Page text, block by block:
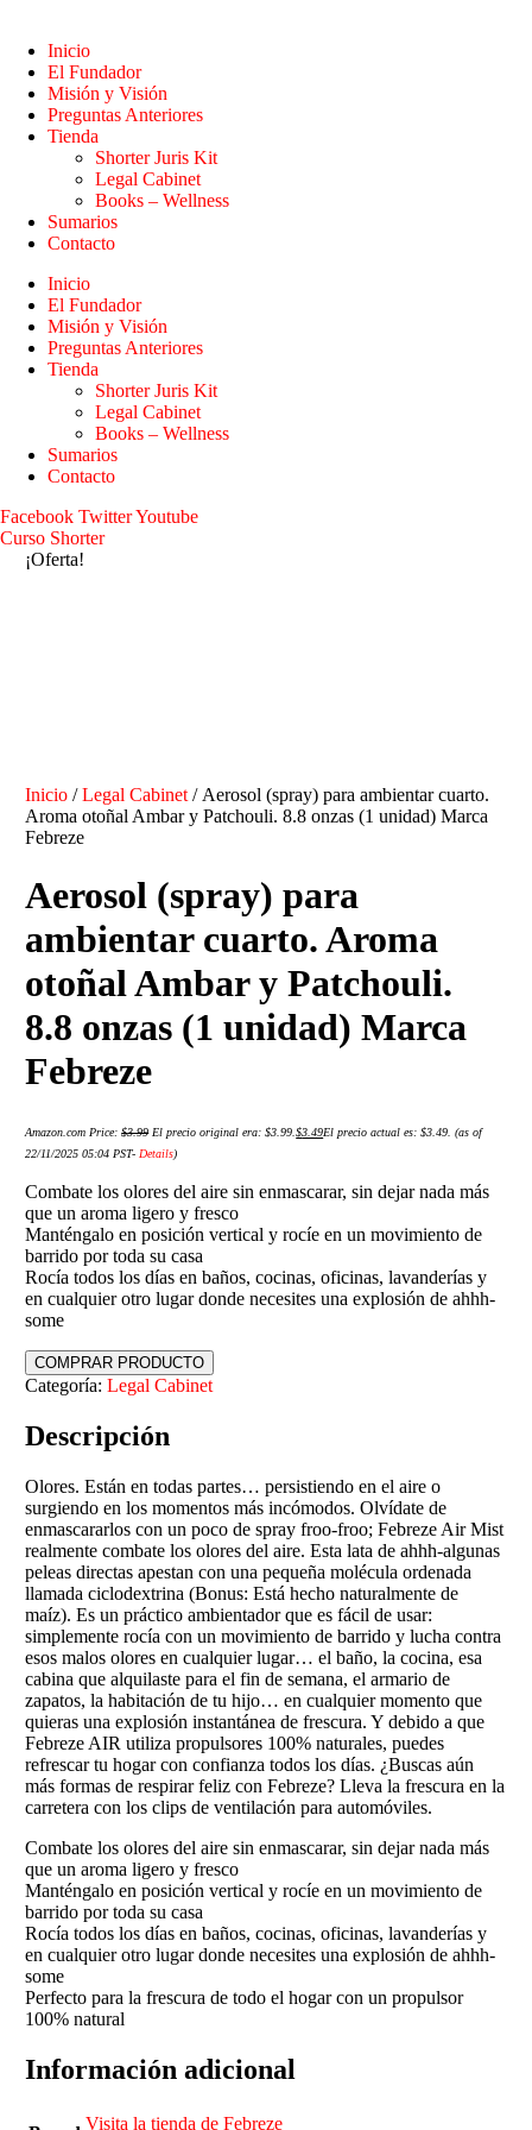
Inicio
El Fundador
Misión y Visión
Preguntas Anteriores
Tienda
Shorter Juris Kit
Legal Cabinet
Books – Wellness
Sumarios
Contacto
Inicio
El Fundador
Misión y Visión
Preguntas Anteriores
Tienda
Shorter Juris Kit
Legal Cabinet
Books – Wellness
Sumarios
Contacto
Facebook TwitterYoutube
Curso Shorter
¡Oferta!
Inicio /Legal Cabinet / Aerosol (spray) para ambientar cuarto.
Aroma otoñal Ambar y Patchouli. 8.8 onzas (1 unidad) Marca
Febreze
Aerosol (spray) para
ambientar cuarto. Aroma
otoñal Ambar y Patchouli.
8.8 onzas (1 unidad) Marca
Febreze
Amazon.com Price:$3.99 El precio original era: $3.99.$3.49El precio actual es: $3.49. (as of
22/11/2025 05:04 PST- Details)
Combate los olores del aire sin enmascarar, sin dejar nada más
que un aroma ligero y fresco
Manténgalo en posición vertical y rocíe en un movimiento de
barrido por toda su casa
Rocía todos los días en baños, cocinas, oficinas, lavanderías y
en cualquier otro lugar donde necesites una explosión de ahhh-
some
COMPRAR PRODUCTO
Categoría:Legal Cabinet
Descripción
Olores. Están en todas partes… persistiendo en el aire o
surgiendo en los momentos más incómodos. Olvídate de
enmascararlos con un poco de spray froo-froo; Febreze Air Mist
realmente combate los olores del aire. Esta lata de ahhh-algunas
peleas directas apestan con una pequeña molécula ordenada
llamada ciclodextrina (Bonus: Está hecho naturalmente de
maíz). Es un práctico ambientador que es fácil de usar:
simplemente rocía con un movimiento de barrido y lucha contra
esos malos olores en cualquier lugar… el baño, la cocina, esa
cabina que alquilaste para el fin de semana, el armario de
zapatos, la habitación de tu hijo… en cualquier momento que
quieras una explosión instantánea de frescura. Y debido a que
Febreze AIR utiliza propulsores 100% naturales, puedes
refrescar tu hogar con confianza todos los días. ¿Buscas aún
más formas de respirar feliz con Febreze? Lleva la frescura en la
carretera con los clips de ventilación para automóviles.
Combate los olores del aire sin enmascarar, sin dejar nada más
que un aroma ligero y fresco
Manténgalo en posición vertical y rocíe en un movimiento de
barrido por toda su casa
Rocía todos los días en baños, cocinas, oficinas, lavanderías y
en cualquier otro lugar donde necesites una explosión de ahhh-
some
Perfecto para la frescura de todo el hogar con un propulsor
100% natural
Información adicional
Visita la tienda de Febreze